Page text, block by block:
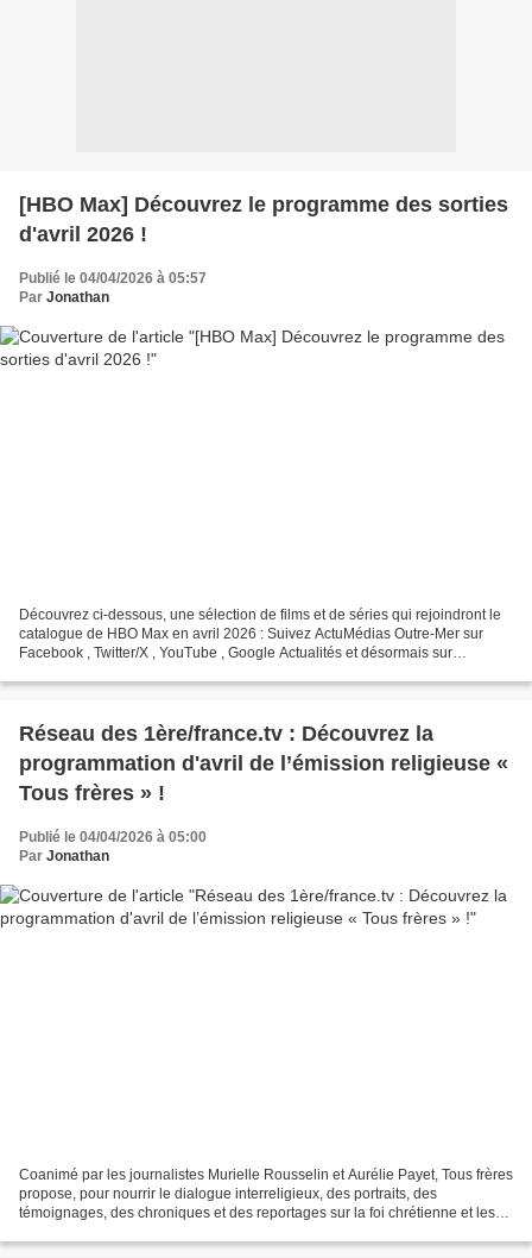
[HBO Max] Découvrez le programme des sorties
d'avril 2026 !
Publié le 04/04/2026 à 05:57
Par Jonathan
Découvrez ci-dessous, une sélection de films et de séries qui rejoindront le
catalogue de HBO Max en avril 2026 : Suivez ActuMédias Outre-Mer sur
Facebook , Twitter/X , YouTube , Google Actualités et désormais sur
Réseau des 1ère/france.tv : Découvrez la
programmation d'avril de l’émission religieuse «
Tous frères » !
Publié le 04/04/2026 à 05:00
Par Jonathan
Coanimé par les journalistes Murielle Rousselin et Aurélie Payet, Tous frères
propose, pour nourrir le dialogue interreligieux, des portraits, des
témoignages, des chroniques et des reportages sur la foi chrétienne et les